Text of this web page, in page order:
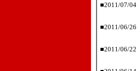
■2011/07/04
■2011/06/26
■2011/06/22